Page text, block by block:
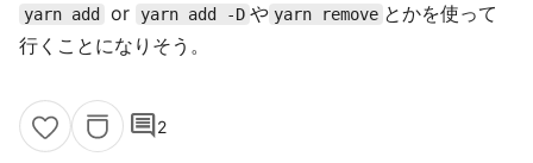
yarn add or yarn add -D や yarn remove とかを使って
行くことになりそう。
comment2